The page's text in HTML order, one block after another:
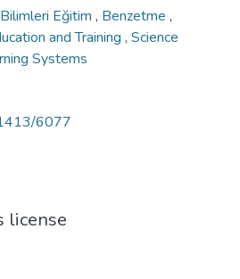
Eğitim , Benzetme ,
and Training , Science
Systems
6077
license